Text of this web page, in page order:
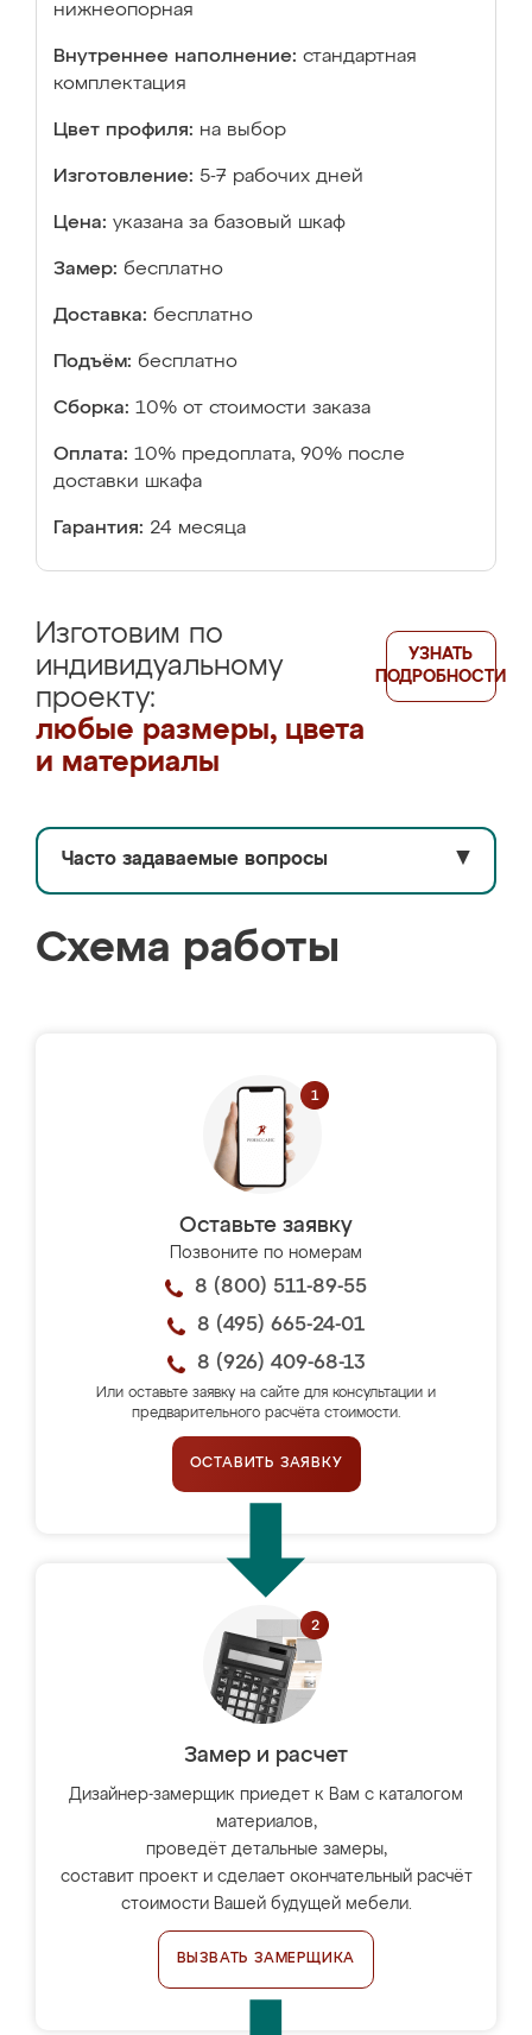
нижнеопорная
Внутреннее наполнение: стандартная
комплектация
Цвет профиля: на выбор
Изготовление: 5-7 рабочих дней
Цена: указана за базовый шкаф
Замер: бесплатно
Доставка: бесплатно
Подъём: бесплатно
Сборка: 10% от стоимости заказа
Оплата: 10% предоплата, 90% после
доставки шкафа
Гарантия: 24 месяца
Изготовим по
индивидуальному
проекту:
любые размеры, цвета
и материалы
УЗНАТЬ
ПОДРОБНОСТИ
Часто задаваемые вопросы ▼
Схема работы
Оставьте заявку
Позвоните по номерам
8 (800) 511-89-55
8 (495) 665-24-01
8 (926) 409-68-13
Или оставьте заявку на сайте для консультации и
предварительного расчёта стоимости.
ОСТАВИТЬ ЗАЯВКУ
Замер и расчет
Дизайнер-замерщик приедет к Вам с каталогом
материалов,
проведёт детальные замеры,
составит проект и сделает окончательный расчёт
стоимости Вашей будущей мебели.
ВЫЗВАТЬ ЗАМЕРЩИКА